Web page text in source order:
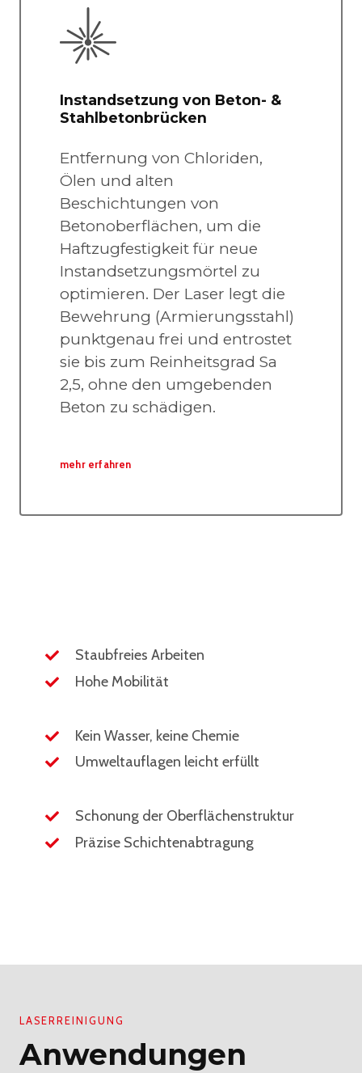
Instandsetzung von Beton- &
Stahlbetonbrücken
Entfernung von Chloriden,
Ölen und alten
Beschichtungen von
Betonoberflächen, um die
Haftzugfestigkeit für neue
Instandsetzungsmörtel zu
optimieren. Der Laser legt die
Bewehrung (Armierungsstahl)
punktgenau frei und entrostet
sie bis zum Reinheitsgrad Sa
2,5, ohne den umgebenden
Beton zu schädigen.
mehr erfahren
Staubfreies Arbeiten
Hohe Mobilität
Kein Wasser, keine Chemie
Umweltauflagen leicht erfüllt
Schonung der Oberflächenstruktur
Präzise Schichtenabtragung
LASERREINIGUNG
Anwendungen